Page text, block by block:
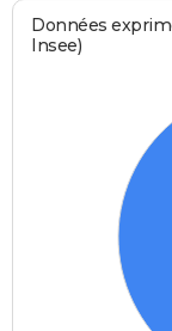
Données
Insee)